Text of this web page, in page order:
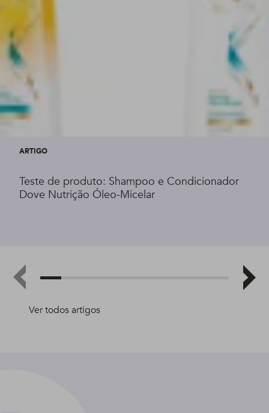
Ver todos artigos
ARTIGO
Teste de produto: Shampoo e Condicionador
Dove Nutrição Óleo-Micelar